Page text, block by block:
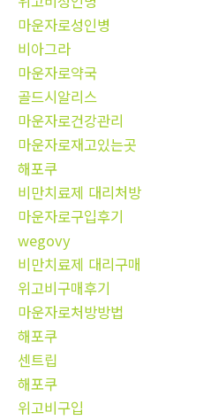
마운자로성인병
비아그라
마운자로약국
골드시알리스
마운자로건강관리
마운자로재고있는곳
해포쿠
비만치료제 대리처방
마운자로구입후기
wegovy
비만치료제 대리구매
위고비구매후기
마운자로처방방법
해포쿠
센트립
해포쿠
위고비구입